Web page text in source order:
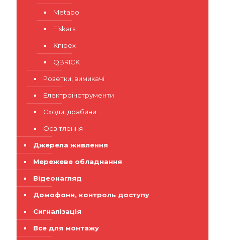
Metabo
Fiskars
Knipex
QBRICK
Розетки, вимикачі
Електроінструменти
Сходи, драбини
Освітлення
Джерела живлення
Мережеве обладнання
Відеонагляд
Домофони, контроль доступу
Сигналізація
Все для монтажу